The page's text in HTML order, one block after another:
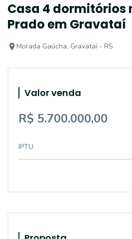
Casa 4 dormitórios
Prado em Gravataí
Morada Gaúcha, Gravataí - RS
Valor venda
R$ 5.700.000,00
IPTU